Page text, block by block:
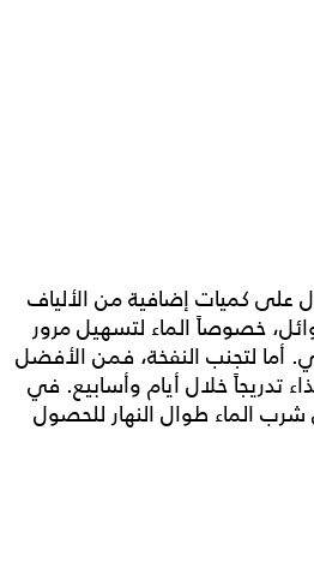
على كميات إضافية من الألياف
خصوصاً الماء لتسهيل مرور
أما لتجنب النفخة، فمن الأفضل
تدريجاً خلال أيام وأسابيع. في
شرب الماء طوال النهار للحصول